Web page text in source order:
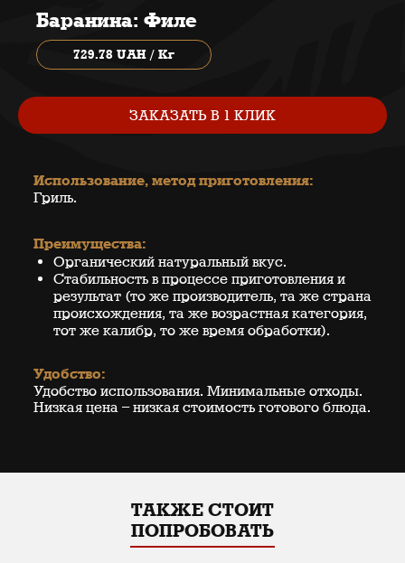
Баранина: Филе
729.78 UAH / Кг
ЗАКАЗАТЬ В 1 КЛИК
Использование, метод приготовления:
Гриль.
Преимущества:
Органический натуральный вкус.
Стабильность в процессе приготовления и
результат (то же производитель, та же страна
происхождения, та же возрастная категория,
тот же калибр, то же время обработки).
Удобство:
Удобство использования. Минимальные отходы.
Низкая цена – низкая стоимость готового блюда.
ТАКЖЕ СТОИТ
ПОПРОБОВАТЬ